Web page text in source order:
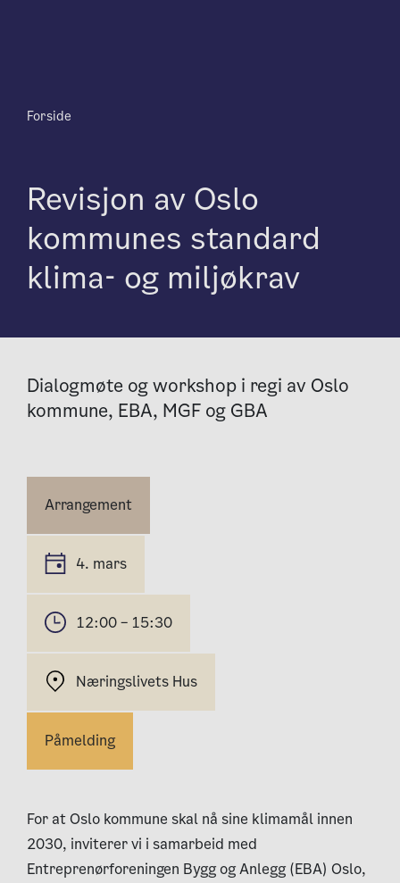
Forside
Revisjon av Oslo
kommunes standard
klima- og miljøkrav
Dialogmøte og workshop i regi av Oslo
kommune, EBA, MGF og GBA
Arrangement
4. mars
12:00 – 15:30
Næringslivets Hus
Påmelding
For at Oslo kommune skal nå sine klimamål innen
2030, inviterer vi i samarbeid med
Entreprenørforeningen Bygg og Anlegg (EBA) Oslo,